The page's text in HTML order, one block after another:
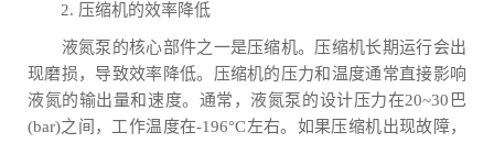
2. 压缩机的效率降低
液氮泵的核心部件之一是压缩机。压缩机长期运行会出
现磨损，导致效率降低。压缩机的压力和温度通常直接影响
液氮的输出量和速度。通常，液氮泵的设计压力在20~30巴
(bar)之间，工作温度在-196°C左右。如果压缩机出现故障，